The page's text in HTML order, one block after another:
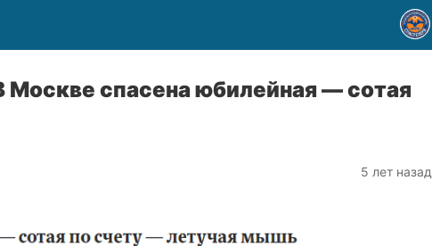
спасена юбилейная — сотая
5 лет назад